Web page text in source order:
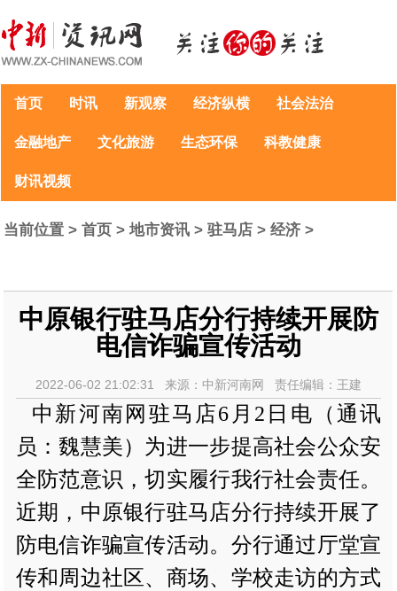
首页 时讯 新观察 经济纵横 社会法治
金融地产 文化旅游 生态环保 科教健康
财讯视频
当前位置 >首页 >地市资讯 >驻马店 >经济 >
中原银行驻马店分行持续开展防
电信诈骗宣传活动
2022-06-02 21:02:31 来源：中新河南网 责任编辑：王建
中新河南网驻马店6月2日电（通讯
员：魏慧美）为进一步提高社会公众安
全防范意识，切实履行我行社会责任。
近期，中原银行驻马店分行持续开展了
防电信诈骗宣传活动。分行通过厅堂宣
传和周边社区、商场、学校走访的方式